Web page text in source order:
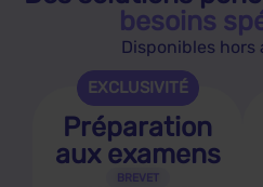
besoins
Disponibles hors
EXCLUSIVITÉ
Préparation
aux examens
BREVET